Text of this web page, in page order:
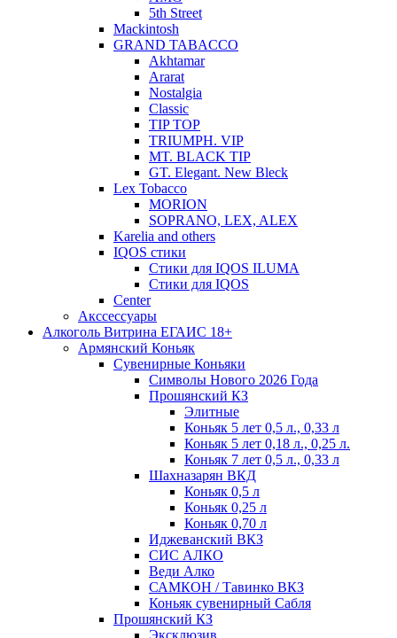
5th Street
Mackintosh
GRAND TABACCO
Akhtamar
Ararat
Nostalgia
Classic
TIP TOP
TRIUMPH. VIP
MT. BLACK TIP
GT. Elegant. New Bleck
Lex Tobacco
MORION
SOPRANO, LEX, ALEX
Karelia and others
IQOS стики
Стики для IQOS ILUMA
Стики для IQOS
Сenter
Акссессуары
Алкоголь Витрина ЕГАИС 18+
Армянский Коньяк
Сувенирные Коньяки
Символы Нового 2026 Года
Прошянский КЗ
Элитные
Коньяк 5 лет 0,5 л., 0,33 л
Коньяк 5 лет 0,18 л., 0,25 л.
Коньяк 7 лет 0,5 л., 0,33 л
Шахназарян ВКД
Коньяк 0,5 л
Коньяк 0,25 л
Коньяк 0,70 л
Иджеванский ВКЗ
СИС АЛКО
Веди Алко
САМКОН / Тавинко ВКЗ
Коньяк сувенирный Сабля
Прошянский КЗ
Эксклюзив